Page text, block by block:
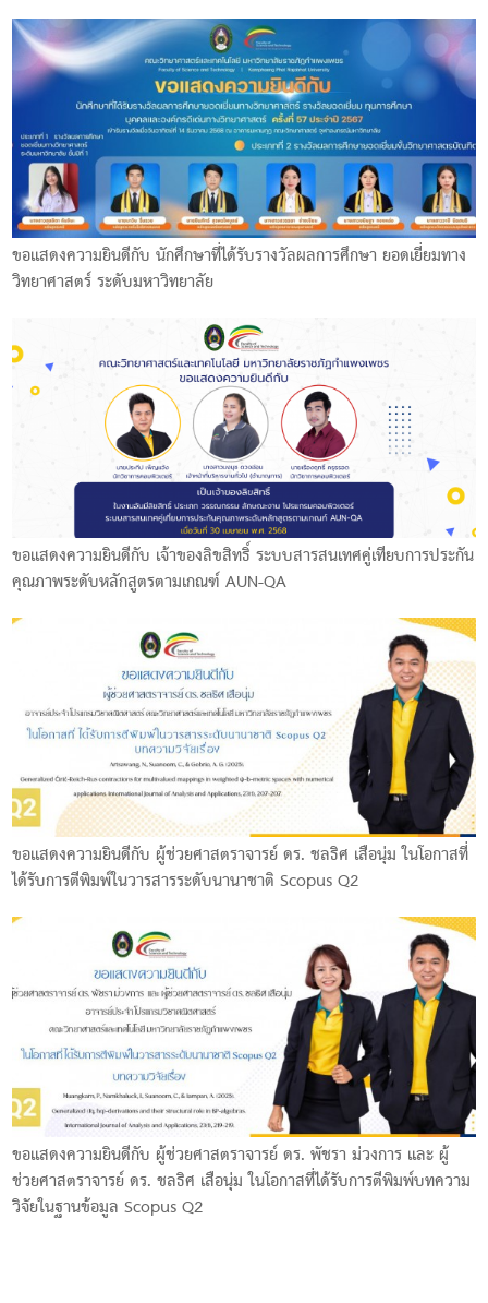
ขอแสดงความยินดีกับ นักศึกษาที่ได้รับรางวัลผลการศึกษา ยอดเยี่ยมทาง
วิทยาศาสตร์ ระดับมหาวิทยาลัย
ขอแสดงความยินดีกับ เจ้าของลิขสิทธิ์ ระบบสารสนเทศคู่เทียบการประกัน
คุณภาพระดับหลักสูตรตามเกณฑ์ AUN-QA
ขอแสดงความยินดีกับ ผู้ช่วยศาสตราจารย์ ดร. ชลธิศ เสือนุ่ม ในโอกาสที่
ได้รับการตีพิมพ์ในวารสารระดับนานาชาติ Scopus Q2
ขอแสดงความยินดีกับ ผู้ช่วยศาสตราจารย์ ดร. พัชรา ม่วงการ และ ผู้
ช่วยศาสตราจารย์ ดร. ชลธิศ เสือนุ่ม ในโอกาสที่ได้รับการตีพิมพ์บทความ
วิจัยในฐานข้อมูล Scopus Q2